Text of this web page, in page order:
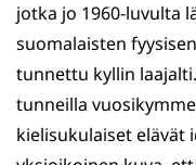
jotka jo 1960-luvulta
suomalaisten
tunnettu kyllin
tunneilla
kielisukulaiset elävät